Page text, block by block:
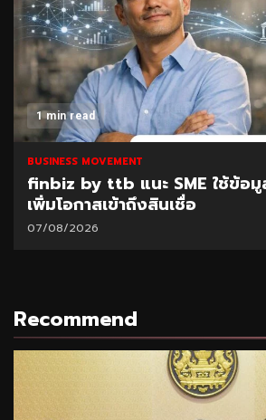
1 min read
BUSINESS MOVEMENT
finbiz by ttb แนะ SME ใช้ข้อมู
เพิ่มโอกาสเข้าถึงสินเชื่อ
07/08/2026
Recommend